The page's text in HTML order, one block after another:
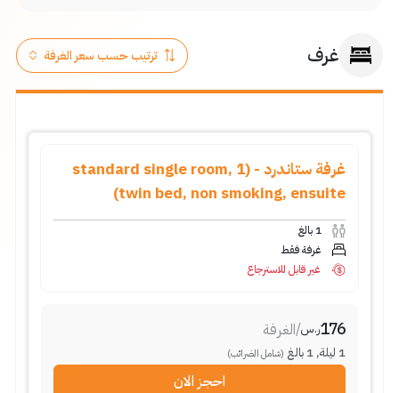
غرف
غرفة ستاندرد - (standard single room, 1
twin bed, non smoking, ensuite)
1 بالغ
غرفة فقط
غير قابل للاسترجاع
176ر.س/الغرفة
1 ليلة,
1 بالغ (شامل الضرائب)
احجز الان